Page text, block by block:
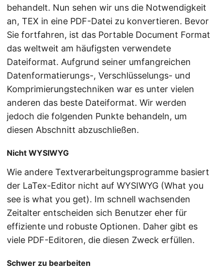
behandelt. Nun sehen wir uns die Notwendigkeit
an, TEX in eine PDF-Datei zu konvertieren. Bevor
Sie fortfahren, ist das Portable Document Format
das weltweit am häufigsten verwendete
Dateiformat. Aufgrund seiner umfangreichen
Datenformatierungs-, Verschlüsselungs- und
Komprimierungstechniken war es unter vielen
anderen das beste Dateiformat. Wir werden
jedoch die folgenden Punkte behandeln, um
diesen Abschnitt abzuschließen.
Nicht WYSIWYG
Wie andere Textverarbeitungsprogramme basiert
der LaTex-Editor nicht auf WYSIWYG (What you
see is what you get). Im schnell wachsenden
Zeitalter entscheiden sich Benutzer eher für
effiziente und robuste Optionen. Daher gibt es
viele PDF-Editoren, die diesen Zweck erfüllen.
Schwer zu bearbeiten